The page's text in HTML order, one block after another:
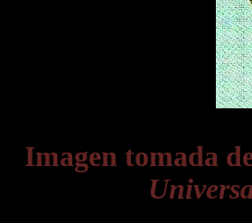
Imagen tomada